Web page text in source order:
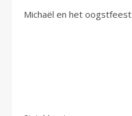
Michaël en het oogstfeest